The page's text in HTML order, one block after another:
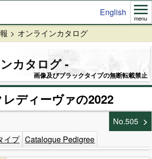
English
menu
オンラインカタログ
カタログ
画像及びブラックタイプの無断転載禁止
ディーヴァの2022
No.505
イプ Catalogue Pedigree